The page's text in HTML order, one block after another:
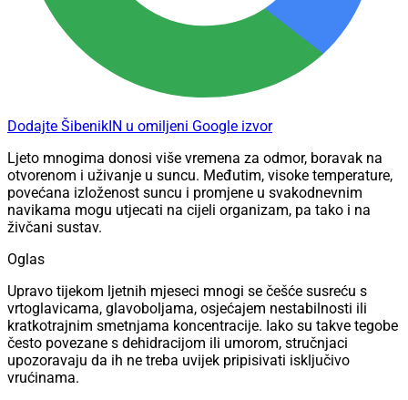
Dodajte ŠibenikIN u omiljeni Google izvor
Ljeto mnogima donosi više vremena za odmor, boravak na
otvorenom i uživanje u suncu. Međutim, visoke temperature,
povećana izloženost suncu i promjene u svakodnevnim
navikama mogu utjecati na cijeli organizam, pa tako i na
živčani sustav.
Oglas
Upravo tijekom ljetnih mjeseci mnogi se češće susreću s
vrtoglavicama, glavoboljama, osjećajem nestabilnosti ili
kratkotrajnim smetnjama koncentracije. Iako su takve tegobe
često povezane s dehidracijom ili umorom, stručnjaci
upozoravaju da ih ne treba uvijek pripisivati isključivo
vrućinama.